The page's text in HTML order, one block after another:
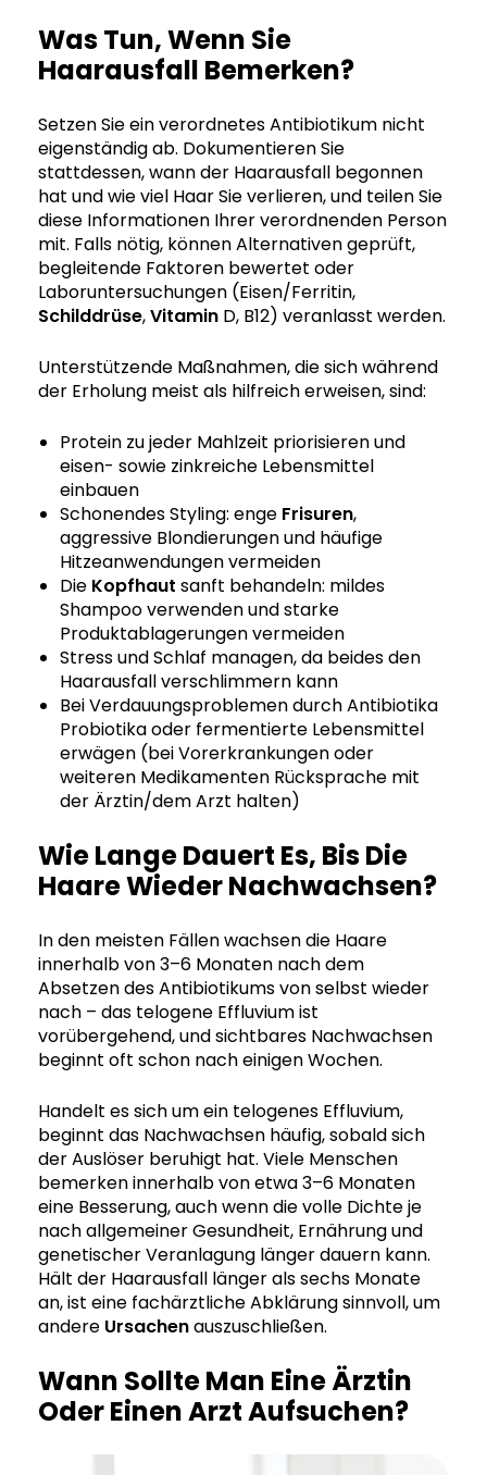
Was Tun, Wenn Sie
Haarausfall Bemerken?
Setzen Sie ein verordnetes Antibiotikum nicht
eigenständig ab. Dokumentieren Sie
stattdessen, wann der Haarausfall begonnen
hat und wie viel Haar Sie verlieren, und teilen Sie
diese Informationen Ihrer verordnenden Person
mit. Falls nötig, können Alternativen geprüft,
begleitende Faktoren bewertet oder
Laboruntersuchungen (Eisen/Ferritin,
Schilddrüse,Vitamin D, B12) veranlasst werden.
Unterstützende Maßnahmen, die sich während
der Erholung meist als hilfreich erweisen, sind:
Protein zu jeder Mahlzeit priorisieren und
eisen- sowie zinkreiche Lebensmittel
einbauen
Schonendes Styling: enge Frisuren,
aggressive Blondierungen und häufige
Hitzeanwendungen vermeiden
Die Kopfhaut sanft behandeln: mildes
Shampoo verwenden und starke
Produktablagerungen vermeiden
Stress und Schlaf managen, da beides den
Haarausfall verschlimmern kann
Bei Verdauungsproblemen durch Antibiotika
Probiotika oder fermentierte Lebensmittel
erwägen (bei Vorerkrankungen oder
weiteren Medikamenten Rücksprache mit
der Ärztin/dem Arzt halten)
Wie Lange Dauert Es, Bis Die
Haare Wieder Nachwachsen?
In den meisten Fällen wachsen die Haare
innerhalb von 3–6 Monaten nach dem
Absetzen des Antibiotikums von selbst wieder
nach – das telogene Effluvium ist
vorübergehend, und sichtbares Nachwachsen
beginnt oft schon nach einigen Wochen.
Handelt es sich um ein telogenes Effluvium,
beginnt das Nachwachsen häufig, sobald sich
der Auslöser beruhigt hat. Viele Menschen
bemerken innerhalb von etwa 3–6 Monaten
eine Besserung, auch wenn die volle Dichte je
nach allgemeiner Gesundheit, Ernährung und
genetischer Veranlagung länger dauern kann.
Hält der Haarausfall länger als sechs Monate
an, ist eine fachärztliche Abklärung sinnvoll, um
andere Ursachenauszuschließen.
Wann Sollte Man Eine Ärztin
Oder Einen Arzt Aufsuchen?